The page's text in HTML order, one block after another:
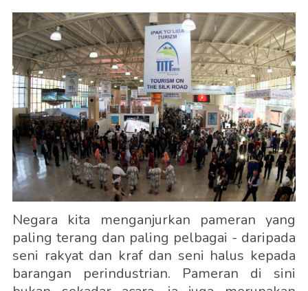
Negara kita menganjurkan pameran yang
paling terang dan paling pelbagai - daripada
seni rakyat dan kraf dan seni halus kepada
barangan perindustrian. Pameran di sini